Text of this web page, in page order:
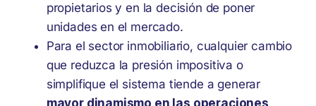
propietarios y en la decisión de poner
unidades en el mercado.
Para el sector inmobiliario, cualquier cambio
que reduzca la presión impositiva o
simplifique el sistema tiende a generar